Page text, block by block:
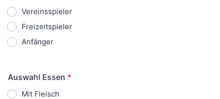
Vereinsspieler
Freizeitspieler
Anfänger
Auswahl Essen *
Mit Fleisch